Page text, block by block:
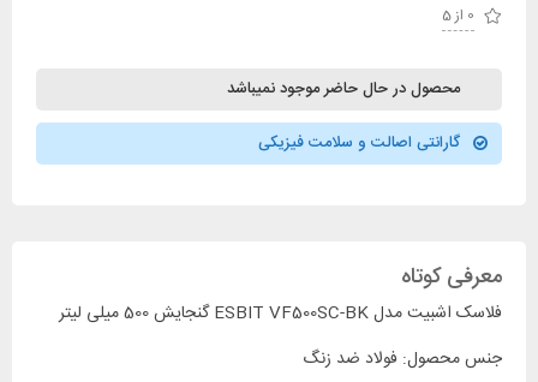
0 از 5
محصول در حال حاضر موجود نمیباشد
گارانتی اصالت و سلامت فیزیکی
معرفی کوتاه
فلاسک اشبیت مدل ESBIT VF500SC-BK گنجایش 500 میلی لیتر
جنس محصول: فولاد ضد زنگ